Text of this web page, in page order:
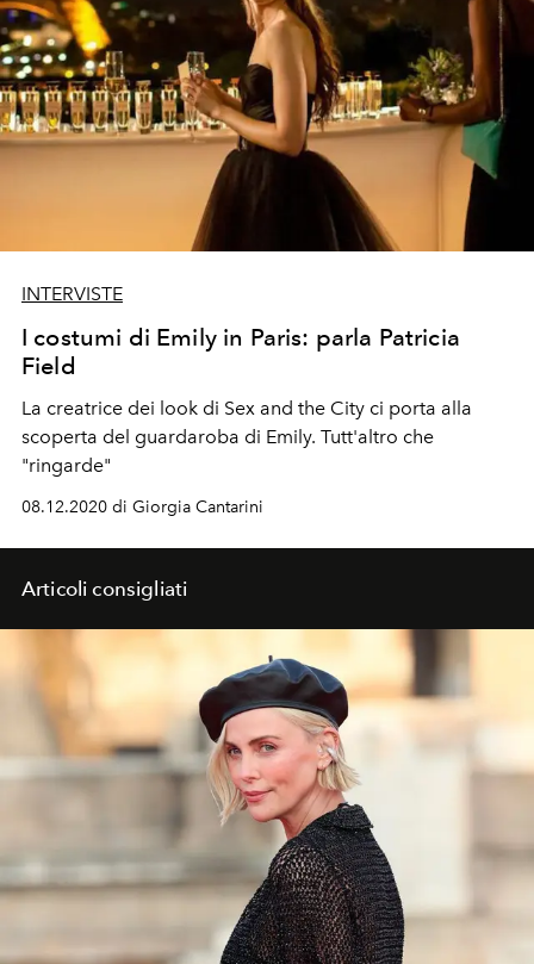
INTERVISTE
I costumi di Emily in Paris: parla Patricia
Field
La creatrice dei look di Sex and the City ci porta alla
scoperta del guardaroba di Emily. Tutt'altro che
"ringarde"
08.12.2020 di Giorgia Cantarini
Articoli consigliati